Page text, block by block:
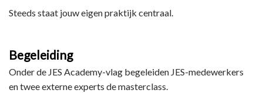
Steeds staat jouw eigen praktijk centraal.
Begeleiding
Onder de JES Academy-vlag begeleiden JES-medewerkers
en twee externe experts de masterclass.